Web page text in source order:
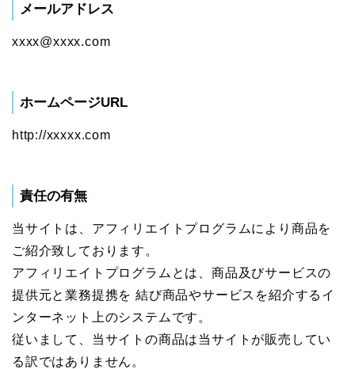
メールアドレス
xxxx@xxxx.com
ホームページURL
http://xxxxx.com
責任の有無
当サイトは、アフィリエイトプログラムにより商品を
ご紹介致しております。
アフィリエイトプログラムとは、商品及びサービスの
提供元と業務提携を 結び商品やサービスを紹介するイ
ンターネット上のシステムです。
従いまして、当サイトの商品は当サイトが販売してい
る訳ではありません。